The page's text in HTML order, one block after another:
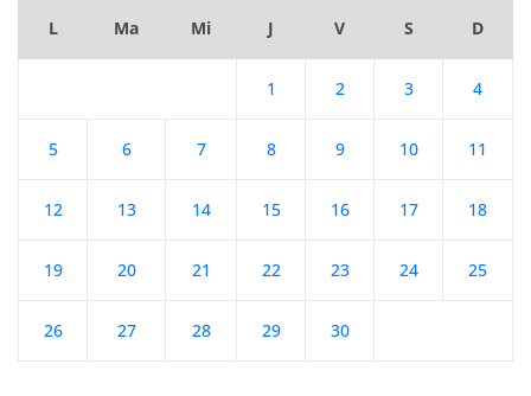
L Ma Mi J V S D
1 2 3 4
5 6 7 8 9 10 11
12 13 14 15 16 17 18
19 20 21 22 23 24 25
26 27 28 29 30